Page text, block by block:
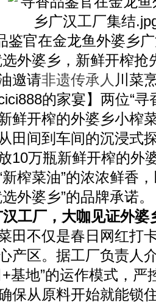
鉴官在金龙鱼外婆乡
外婆乡，新鲜开榨抢
邀请非遗传承人 川菜
的家宴】两位“寻
鲜开榨的外婆乡小榨
田间到车间的沉浸式
10万瓶新鲜开榨的外
榨菜油”的浓浓鲜香
外婆乡”的品牌承诺。
汉工厂， 大咖 见证外婆
田不仅是春日网红打
产区。据工厂负责人
基地”的运作模式，
保从原料开始就能锁